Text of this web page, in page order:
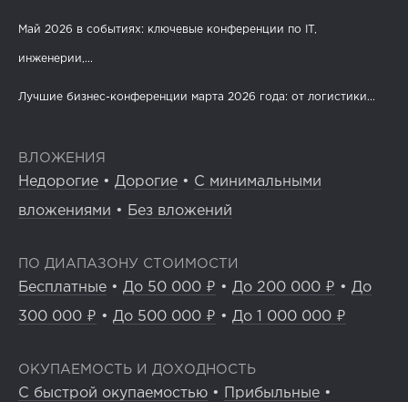
Май 2026 в событиях: ключевые конференции по IT,
инженерии,...
Лучшие бизнес-конференции марта 2026 года: от логистики...
ВЛОЖЕНИЯ
Недорогие • Дорогие • С минимальными
вложениями • Без вложений
ПО ДИАПАЗОНУ СТОИМОСТИ
Бесплатные • До 50 000 ₽ • До 200 000 ₽ • До
300 000 ₽ • До 500 000 ₽ • До 1 000 000 ₽
ОКУПАЕМОСТЬ И ДОХОДНОСТЬ
С быстрой окупаемостью • Прибыльные •